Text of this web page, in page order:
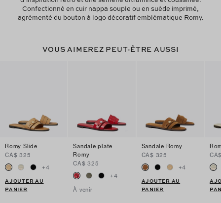
Confectionné en cuir nappa souple ou en suède imprimé,
agrémenté du bouton à logo décoratif emblématique Romy.
VOUS AIMEREZ PEUT-ÊTRE AUSSI
Romy Slide
CA$ 325
+4
AJOUTER AU
PANIER
Sandale plate
Romy
CA$ 325
+4
À venir
Sandale Romy
CA$ 325
+4
AJOUTER AU
PANIER